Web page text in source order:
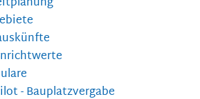
- Bauplatzvergabe